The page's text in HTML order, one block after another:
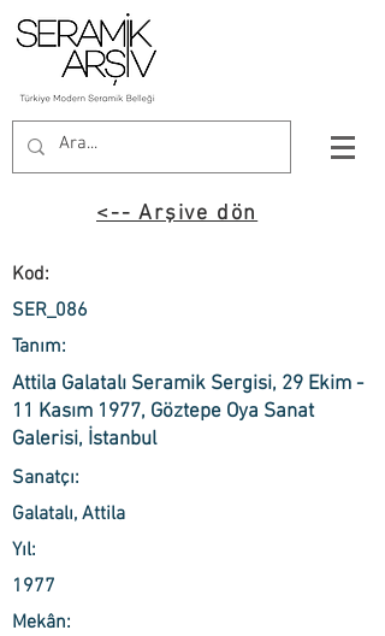
<-- Arşive dön
Kod:
SER_086
Tanım:
Attila Galatalı Seramik Sergisi, 29 Ekim -
11 Kasım 1977, Göztepe Oya Sanat
Galerisi, İstanbul
Sanatçı:
Galatalı, Attila
Yıl:
1977
Mekân: